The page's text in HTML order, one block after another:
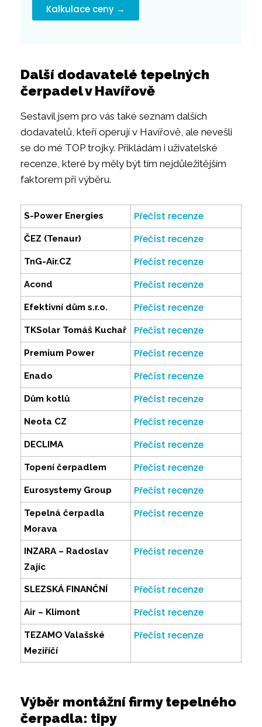
Kalkulace ceny →
Další dodavatelé tepelných
čerpadel v Havířově
Sestavil jsem pro vás také seznam dalších
dodavatelů, kteří operují v Havířově, ale nevešli
se do mé TOP trojky. Přikládám i uživatelské
recenze, které by měly být tím nejdůležitějším
faktorem při výběru.
S-Power Energies Přečíst recenze
ČEZ (Tenaur) Přečíst recenze
TnG-Air.CZ Přečíst recenze
Acond Přečíst recenze
Efektivní dům s.r.o. Přečíst recenze
TKSolar Tomáš Kuchař Přečíst recenze
Premium Power Přečíst recenze
Enado Přečíst recenze
Dům kotlů Přečíst recenze
Neota CZ Přečíst recenze
DECLIMA Přečíst recenze
Topení čerpadlem Přečíst recenze
Eurosystemy Group Přečíst recenze
Tepelná čerpadla
Morava
Přečíst recenze
INZARA – Radoslav
Zajíc
Přečíst recenze
SLEZSKÁ FINANČNÍ Přečíst recenze
Air – Klimont Přečíst recenze
TEZAMO Valašské
Meziříčí
Přečíst recenze
Výběr montážní firmy tepelného
čerpadla: tipy